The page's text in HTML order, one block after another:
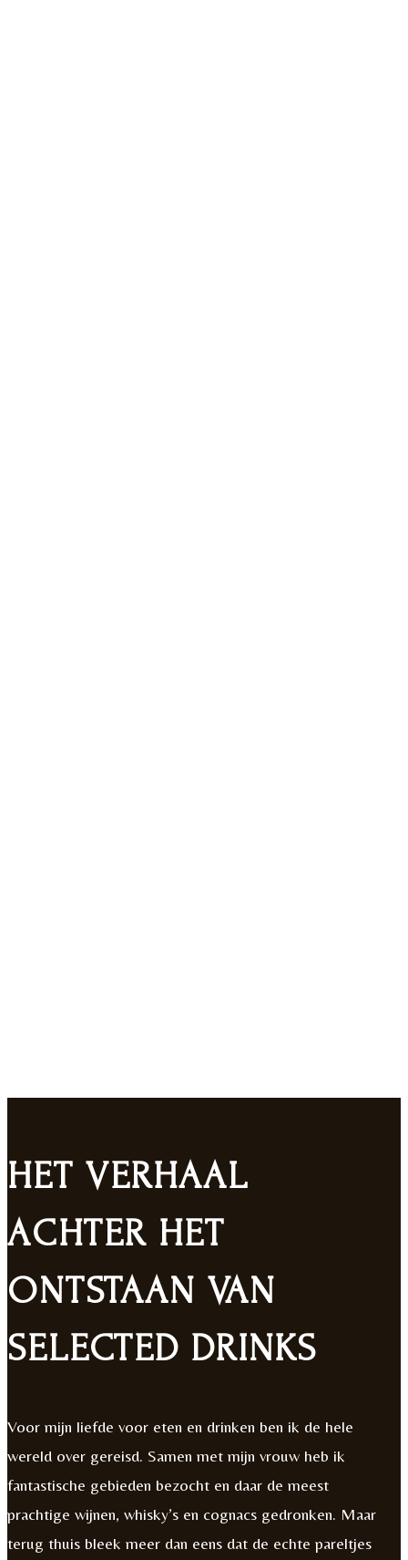
HET VERHAAL
ACHTER HET
ONTSTAAN VAN
SELECTED DRINKS
Voor mijn liefde voor eten en drinken ben ik de hele
wereld over gereisd. Samen met mijn vrouw heb ik
fantastische gebieden bezocht en daar de meest
prachtige wijnen, whisky’s en cognacs gedronken. Maar
terug thuis bleek meer dan eens dat de echte pareltjes